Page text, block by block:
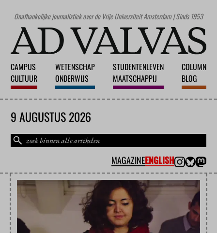
Onafhankelijke journalistiek over de Vrije Universiteit Amsterdam | Sinds 1953
CAMPUS
CULTUUR
WETENSCHAP
ONDERWIJS
STUDENTENLEVEN
MAATSCHAPPIJ
COLUMN
BLOG
9 AUGUSTUS 2026
MAGAZINEENGLISH